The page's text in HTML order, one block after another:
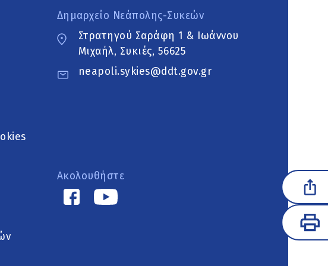
Δημαρχείο Νεάπολης-Συκεών
Στρατηγού Σαράφη 1 & Ιωάννου
Μιχαήλ, Συκιές, 56625
neapoli.sykies@ddt.gov.gr
Ακολουθήστε